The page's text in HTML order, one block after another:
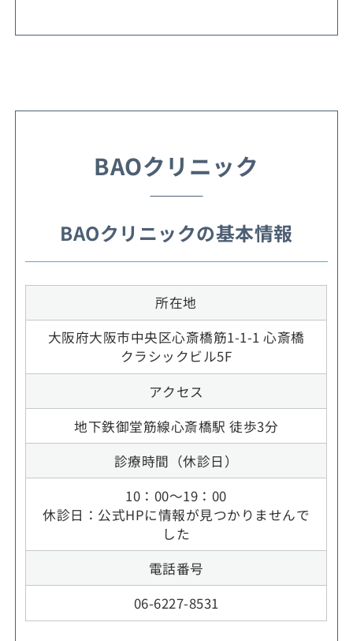
BAOクリニック
BAOクリニックの基本情報
所在地
大阪府大阪市中央区心斎橋筋1-1-1 心斎橋
クラシックビル5F
アクセス
地下鉄御堂筋線心斎橋駅 徒歩3分
診療時間（休診日）
10：00～19：00
休診日：公式HPに情報が見つかりませんで
した
電話番号
06-6227-8531